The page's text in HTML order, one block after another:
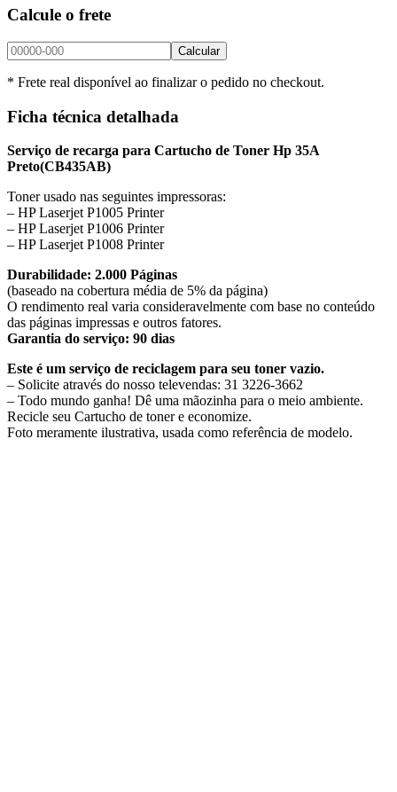
Calcule o frete
Calcular
* Frete real disponível ao finalizar o pedido no checkout.
Ficha técnica detalhada
Serviço de recarga para Cartucho de Toner Hp 35A
Preto(CB435AB)
Toner usado nas seguintes impressoras:
– HP Laserjet P1005 Printer
– HP Laserjet P1006 Printer
– HP Laserjet P1008 Printer
Durabilidade: 2.000 Páginas
(baseado na cobertura média de 5% da página)
O rendimento real varia consideravelmente com base no conteúdo
das páginas impressas e outros fatores.
Garantia do serviço: 90 dias
Este é um serviço de reciclagem para seu toner vazio.
– Solicite através do nosso televendas: 31 3226-3662
– Todo mundo ganha! Dê uma mãozinha para o meio ambiente.
Recicle seu Cartucho de toner e economize.
Foto meramente ilustrativa, usada como referência de modelo.